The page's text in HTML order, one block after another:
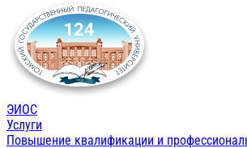
ЭИОС
Услуги
Повышение квалификации и